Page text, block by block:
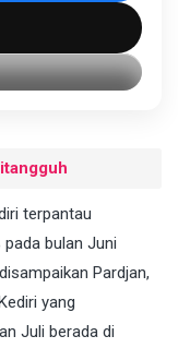
terpantau
bulan Juni
Pardjan,
yang
Juli berada di